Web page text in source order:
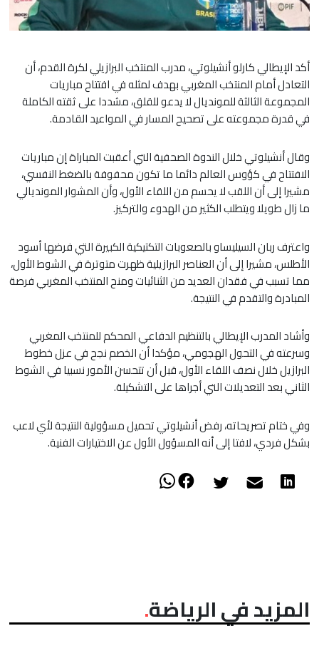
أكد الإيطالي كارلو أنشيلوتي، مدرب المنتخب البرازيلي لكرة القدم، أن
التعادل أمام المنتخب المغربي بهدف لمثله في افتتاح مباريات
المجموعة الثالثة للمونديال لا يدعو للقلق، مشددا على ثقته الكاملة
في قدرة مجموعته على تصحيح المسار في المواعيد القادمة.
​وقال أنشيلوتي خلال الندوة الصحفية التي أعقبت المباراة إن مباريات
الافتتاح في كؤوس العالم دائما ما تكون محفوفة بالضغط النفسي،
مشيرا إلى أن اللقب لا يحسم من اللقاء الأول، وأن المشوار المونديالي
ما زال طويلا ويتطلب الكثير من الهدوء والتركيز.
​واعترف ربان السيليساو بالصعوبات التكتيكية الكبيرة التي فرضها أسود
الأطلس، مشيرا إلى أن العناصر البرازيلية ظهرت متوترة في الشوط الأول،
مما تسبب في فقدان العديد من الثنائيات ومنح المنتخب المغربي فرصة
المبادرة والتقدم في النتيجة.
​وأشاد المدرب الإيطالي بالتنظيم الدفاعي المحكم للمنتخب المغربي
وسرعته في التحول الهجومي، مؤكدا أن الخصم نجح في عزل خطوط
البرازيل خلال نصف اللقاء الأول، قبل أن تتحسن الأمور نسبيا في الشوط
الثاني بعد التعديلات التي أجراها على التشكيلة.
​وفي ختام تصريحاته، رفض أنشيلوتي تحميل مسؤولية النتيجة لأي لاعب
بشكل فردي، لافتا إلى أنه المسؤول الأول عن الاختيارات الفنية.
المزيد في الرياضة